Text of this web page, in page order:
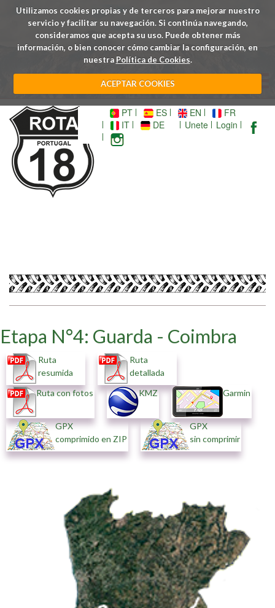
Utilizamos cookies propias y de terceros para mejorar nuestro
servicio y facilitar su navegación. Si continúa navegando,
consideramos que acepta su uso. Puede obtener más
información, o bien conocer cómo cambiar la configuración, en
nuestra Política de Cookies.
ACEPTAR COOKIES
PT ES EN
FR
IT
DE Unete Login
Etapa N°4: Guarda - Coimbra
Ruta
resumida
Ruta
detallada
Ruta con fotos
KMZ Garmin
GPX
comprimido en ZIP
GPX
sin comprimir